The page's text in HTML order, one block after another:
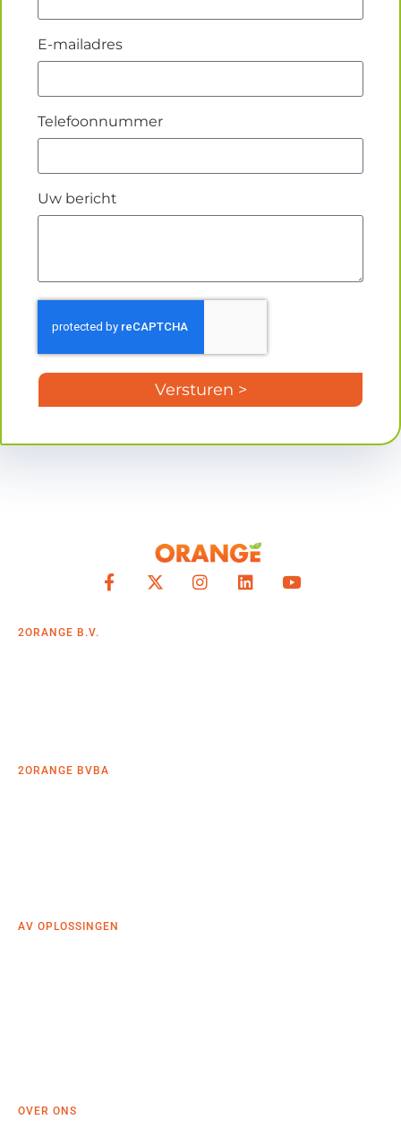
E-mailadres
Telefoonnummer
Uw bericht
Versturen >
2ORANGE B.V.
2ORANGE BVBA
AV OPLOSSINGEN
OVER ONS